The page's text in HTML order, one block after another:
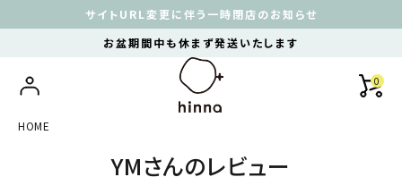
サイトURL変更に伴う一時閉店のお知らせ
お盆期間中も休まず発送いたします
0
HOME
YMさんのレビュー